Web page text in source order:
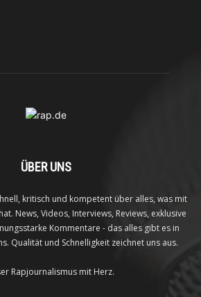
ÜBER UNS
kritisch und kompetent über alles, was mit
News, Videos, Interviews, Reviews, exklusive
Kommentare - das alles gibt es in
Qualität und Schnelligkeit zeichnet uns aus.
Rapjournalismus mit Herz.